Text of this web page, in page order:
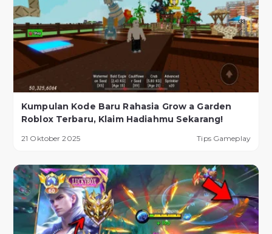
Kumpulan Kode Baru Rahasia Grow a Garden
Roblox Terbaru, Klaim Hadiahmu Sekarang!
21 Oktober 2025 Tips Gameplay